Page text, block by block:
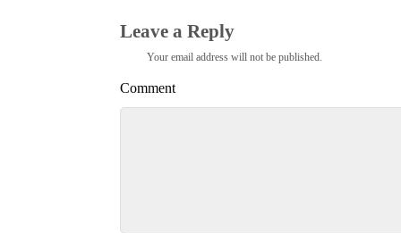
Leave a Reply
Your email address will not be published.
Comment